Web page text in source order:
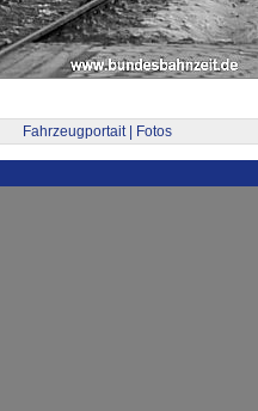
Fahrzeugportait | Fotos